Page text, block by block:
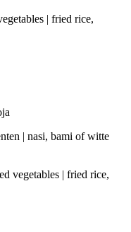
| fried rice,
| nasi, bami of witte
vegetables | fried rice,